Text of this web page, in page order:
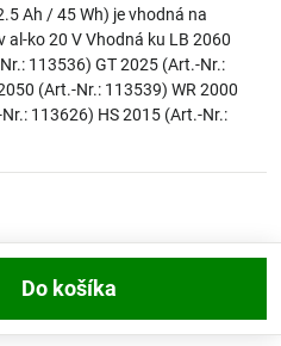
Ah / 45 Wh) je vhodná na
ko 20 V Vhodná ku LB 2060
113536) GT 2025 (Art.-Nr.:
(Art.-Nr.: 113539) WR 2000
113626) HS 2015 (Art.-Nr.:
Do košíka